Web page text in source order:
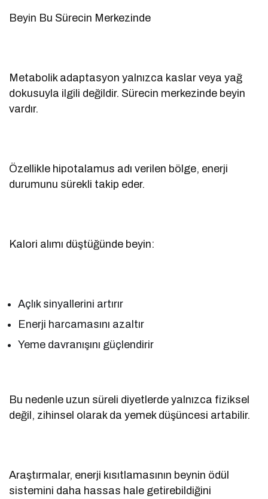
Beyin Bu Sürecin Merkezinde
Metabolik adaptasyon yalnızca kaslar veya yağ
dokusuyla ilgili değildir. Sürecin merkezinde beyin
vardır.
Özellikle hipotalamus adı verilen bölge, enerji
durumunu sürekli takip eder.
Kalori alımı düştüğünde beyin:
Açlık sinyallerini artırır
Enerji harcamasını azaltır
Yeme davranışını güçlendirir
Bu nedenle uzun süreli diyetlerde yalnızca fiziksel
değil, zihinsel olarak da yemek düşüncesi artabilir.
Araştırmalar, enerji kısıtlamasının beynin ödül
sistemini daha hassas hale getirebildiğini